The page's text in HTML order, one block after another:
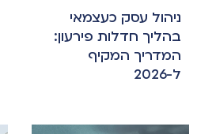
ניהול עסק כעצמאי
בהליך חדלות פירעון:
המדריך המקיף
ל-2026